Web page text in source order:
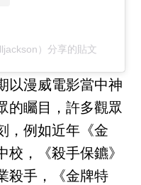
）分享的貼文
以漫威電影當中神
的矚目，許多觀眾
，例如近年《金
校，《殺手保鑣》
殺手，《金牌特